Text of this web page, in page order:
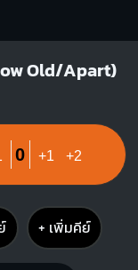
4
C
O
1
2
Old/Apart)
0 +1 +2
+ เพิ่มคีย์